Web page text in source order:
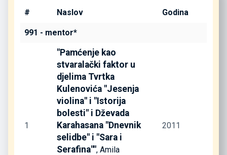
# Naslov Godina
991 - mentor*
1
"Pamćenje kao
stvaralački faktor u
djelima Tvrtka
Kulenovića "Jesenja
violina" i "Istorija
bolesti" i Dževada
Karahasana "Dnevnik
selidbe" i "Sara i
Serafina"", Amila
2011